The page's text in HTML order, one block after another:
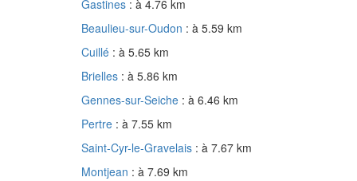
Gastines : à 4.76 km
Beaulieu-sur-Oudon : à 5.59 km
Cuillé : à 5.65 km
Brielles : à 5.86 km
Gennes-sur-Seiche : à 6.46 km
Pertre : à 7.55 km
Saint-Cyr-le-Gravelais : à 7.67 km
Montjean : à 7.69 km